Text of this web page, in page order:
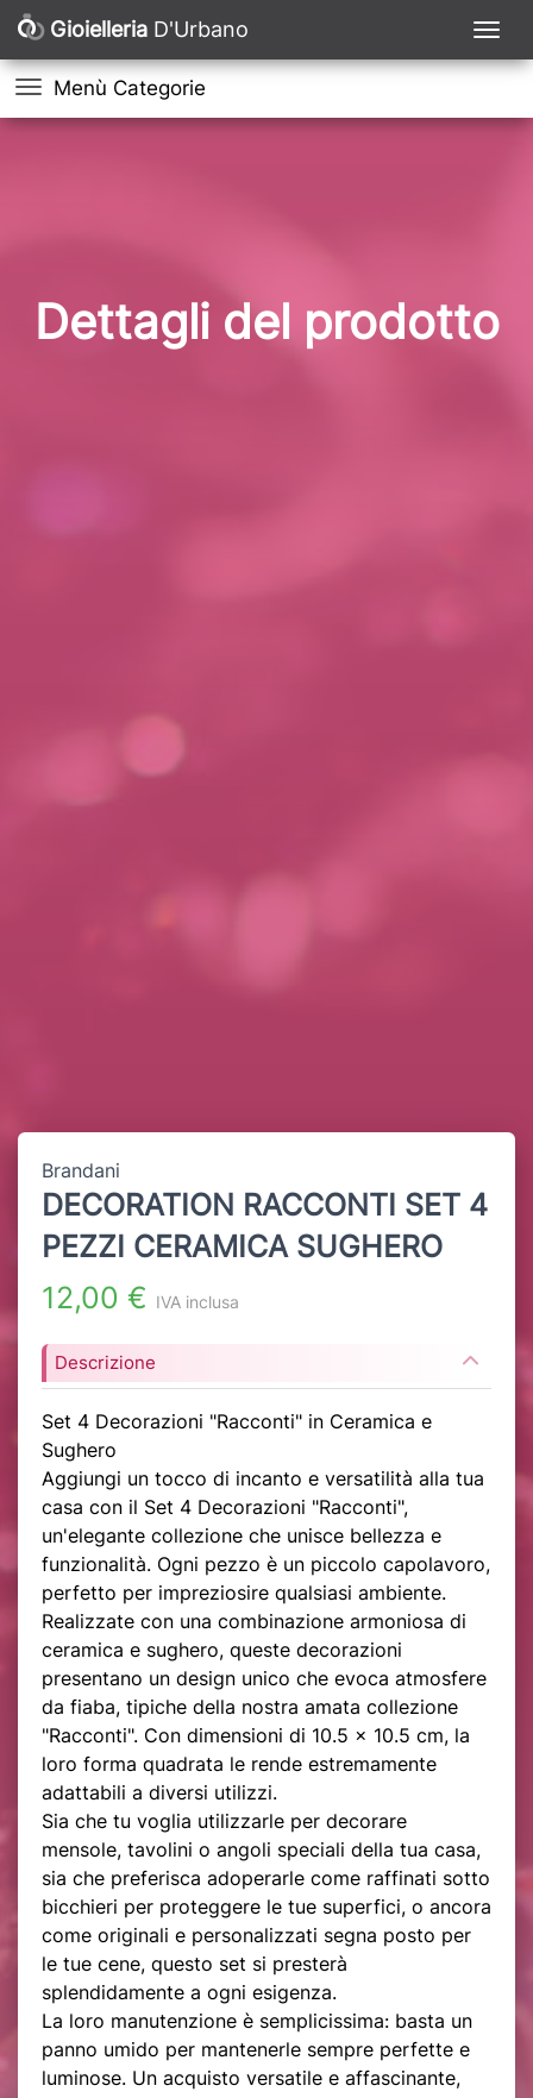
Gioielleria D'Urbano
Menù Categorie
Dettagli del prodotto
Brandani
DECORATION RACCONTI SET 4
PEZZI CERAMICA SUGHERO
12,00 € IVA inclusa
Descrizione
Set 4 Decorazioni "Racconti" in Ceramica e
Sughero
Aggiungi un tocco di incanto e versatilità alla tua
casa con il Set 4 Decorazioni "Racconti",
un'elegante collezione che unisce bellezza e
funzionalità. Ogni pezzo è un piccolo capolavoro,
perfetto per impreziosire qualsiasi ambiente.
Realizzate con una combinazione armoniosa di
ceramica e sughero, queste decorazioni
presentano un design unico che evoca atmosfere
da fiaba, tipiche della nostra amata collezione
"Racconti". Con dimensioni di 10.5 x 10.5 cm, la
loro forma quadrata le rende estremamente
adattabili a diversi utilizzi.
Sia che tu voglia utilizzarle per decorare
mensole, tavolini o angoli speciali della tua casa,
sia che preferisca adoperarle come raffinati sotto
bicchieri per proteggere le tue superfici, o ancora
come originali e personalizzati segna posto per
le tue cene, questo set si presterà
splendidamente a ogni esigenza.
La loro manutenzione è semplicissima: basta un
panno umido per mantenerle sempre perfette e
luminose. Un acquisto versatile e affascinante,